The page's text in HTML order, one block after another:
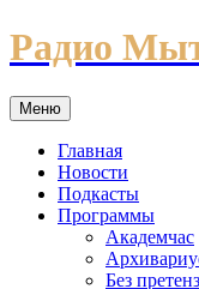
Перейти
к
Радио
Меню
Главная
Новости
Подкасты
Программы
Академчас
Без